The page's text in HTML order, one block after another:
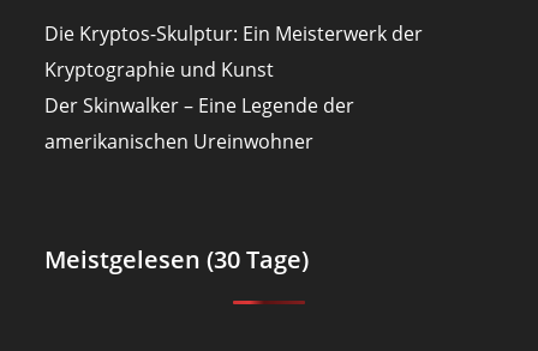
Die Kryptos-Skulptur: Ein Meisterwerk der
Kryptographie und Kunst
Der Skinwalker – Eine Legende der
amerikanischen Ureinwohner
Meistgelesen (30 Tage)